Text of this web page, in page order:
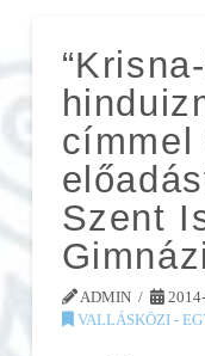
címmel
Szent
ADMIN
VALLÁSKÖZI -